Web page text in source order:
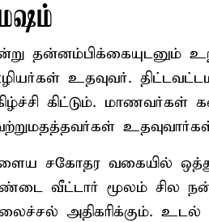
தன்னம்பிக்கையுடனும்
உதவுவர்.
கிட்டும். மாணவர்கள்
சகோதர வகையில்
வீட்டார் மூலம் சில
அதிகரிக்கும்.